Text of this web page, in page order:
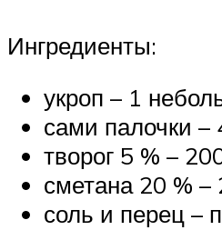
Ингредиенты:
укроп – 1
сами палочки –
творог 5 % –
сметана 20 % –
соль и перец –